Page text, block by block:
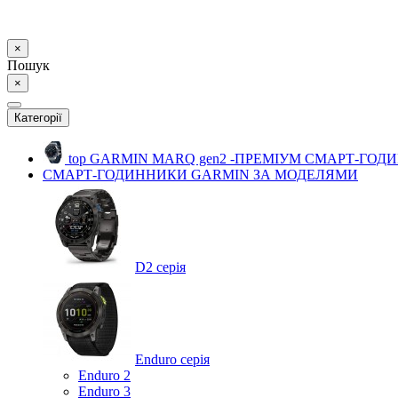
×
Пошук
×
Категорії
top GARMIN MARQ gen2 -ПРЕМІУМ СМАРТ-
СМАРТ-ГОДИННИКИ GARMIN ЗА МОДЕЛЯМИ
D2 серія
Enduro серія
Enduro 2
Enduro 3